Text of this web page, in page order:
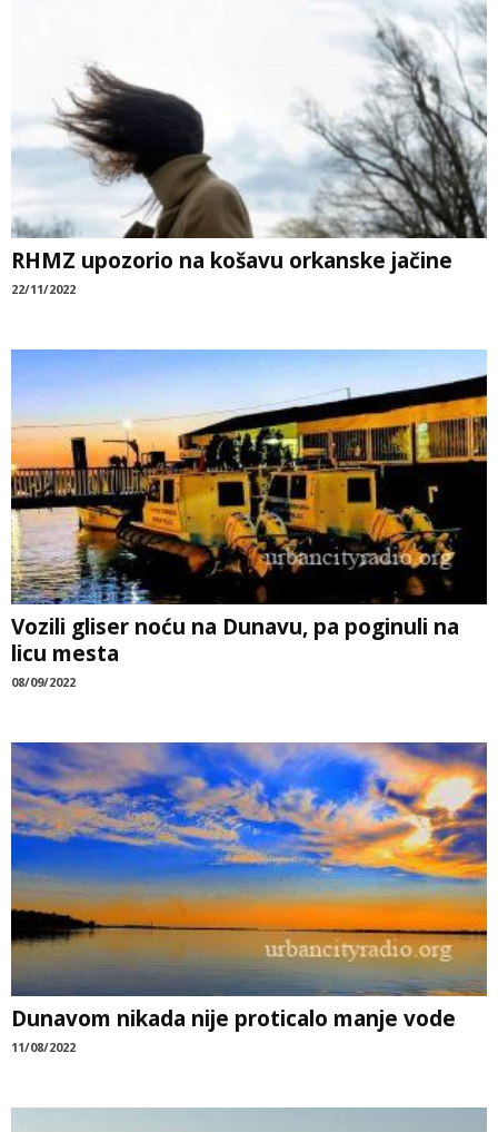
RHMZ upozorio na košavu orkanske jačine
22/11/2022
Vozili gliser noću na Dunavu, pa poginuli na
licu mesta
08/09/2022
Dunavom nikada nije proticalo manje vode
11/08/2022